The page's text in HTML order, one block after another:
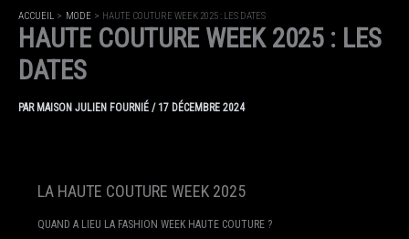
ACCUEIL MODE HAUTE COUTURE WEEK 2025 : LES DATES
HAUTE COUTURE WEEK 2025 : LES
DATES
PAR MAISON JULIEN FOURNIÉ /17 DÉCEMBRE 2024
LA HAUTE COUTURE WEEK 2025
QUAND A LIEU LA FASHION WEEK HAUTE COUTURE ?